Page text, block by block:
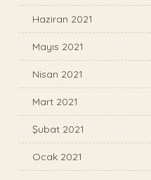
Haziran 2021
Mayıs 2021
Nisan 2021
Mart 2021
Şubat 2021
Ocak 2021